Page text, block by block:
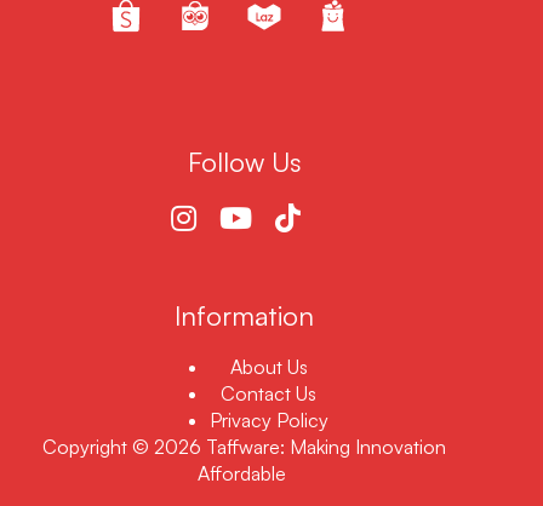
Follow Us
Information
About Us
Contact Us
Privacy Policy
Copyright © 2026 Taffware: Making Innovation
Affordable